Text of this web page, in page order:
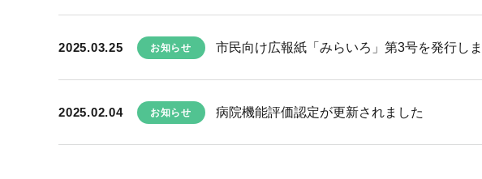
2025.03.25 お知らせ 市民向け広報紙「みらいろ」第3号を発行し
2025.02.04 お知らせ 病院機能評価認定が更新されました